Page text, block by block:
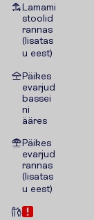
Lamami
stoolid
rannas
(lisatas
u eest)
Päikes
evarjud
bassei
ni
ääres
Päikes
evarjud
rannas
(lisatas
u eest)